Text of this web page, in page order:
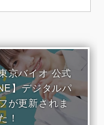
京バイオ 公式
】デジタルパ
が更新されま
！